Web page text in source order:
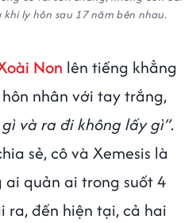
ly hôn sau 17 năm bên nhau.
Non lên tiếng khẳng
nhân với tay trắng,
và ra đi không lấy gì”.
sẻ, cô và Xemesis là
ai quản ai trong suốt 4
ra, đến hiện tại, cả hai